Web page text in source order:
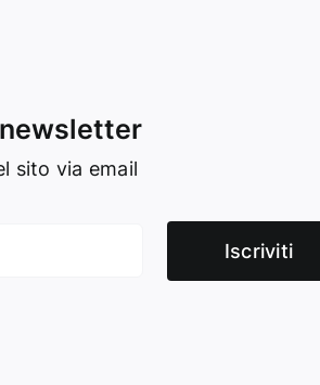
sito via email
Iscriviti